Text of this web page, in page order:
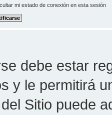
mi estado de conexión en esta sesión
debe estar
y le permitirá
Sitio puede